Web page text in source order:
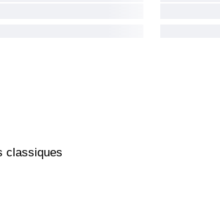
classiques